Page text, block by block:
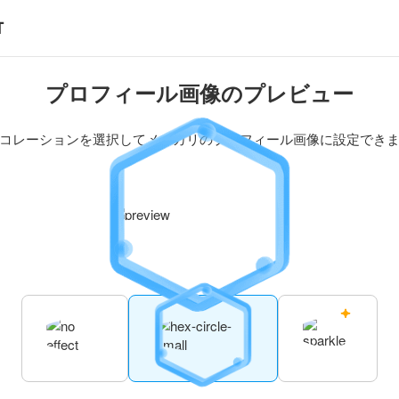
プロフィール画像のプレビュー
レーションを選択してメルカリのプロフィール画像に設定でき